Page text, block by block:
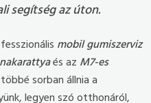
segítség az úton.
mobil gumiszerviz
és az M7-es
sorban állnia a
legyen szó otthonáról,